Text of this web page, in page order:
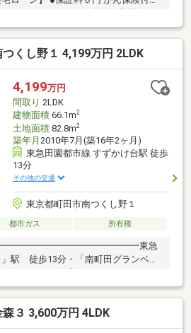
件有り）も利用可能たくさんのお客
れからも楽しく素敵なお家探しをお
てみようと思われたらまずは、お気
てみませんか？何も決まっていなく
をお聞かせください！お問合せをお
くし野１ 4,199万円 2LDK
4,199万円
間取り 2LDK
建物面積66.1m2
土地面積82.8m2
築年月 2010年7月(築16年2ヶ月)
東急田園都市線 すずかけ台駅 徒歩
13分
その他の交通
東京都町田市南つくし野１
都市ガス 所有権
東急
駅 徒歩13分・「南町田グランベリ
年７月完成予定・
新規交換・コンロ新規交換・クロス
張替・シロアリ点検・室内クリーニ
》
３ 3,600万円 4LDK